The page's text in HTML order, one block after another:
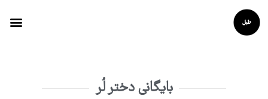
بایگانی دختر لُر